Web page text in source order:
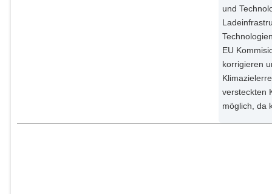
und
EU
korrigieren
versteckten
möglich, da